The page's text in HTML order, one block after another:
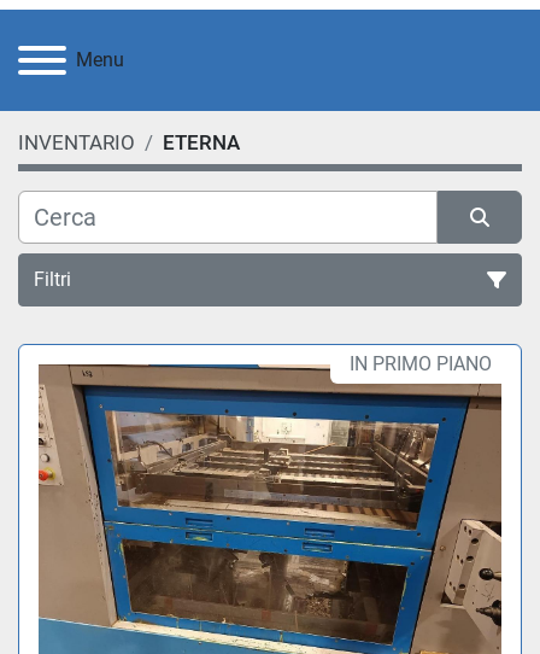
Menu
INVENTARIO ETERNA
Filtri
Tutte le categorie
Ordina per
IN PRIMO PIANO